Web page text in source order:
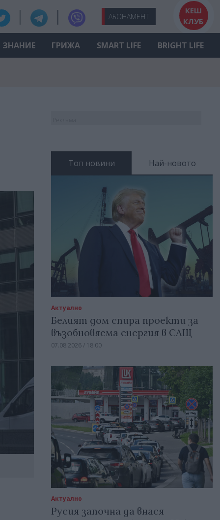
АБОНАМЕНТ
КЕШ
КЛУБ
ЗНАНИЕ ГРИЖА SMART LIFE BRIGHT LIFE
Топ новини Най-новото
Актуално
Белият дом спира проекти за
възобновяема енергия в САЩ
07.08.2026 / 18:00
Актуално
Русия започна да внася